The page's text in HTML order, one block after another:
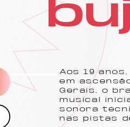
Aos 19
em
Gerais, o
musical
sonora
nas pistas